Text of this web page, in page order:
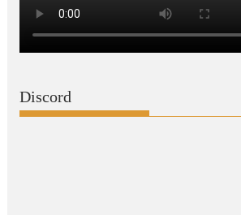
Discord